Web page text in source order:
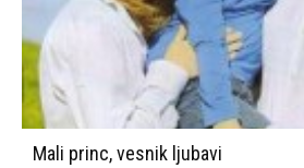
Mali princ, vesnik ljubavi